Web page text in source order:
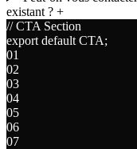
existant ? +
// CTA Section
export default CTA;
01
02
03
04
05
06
07